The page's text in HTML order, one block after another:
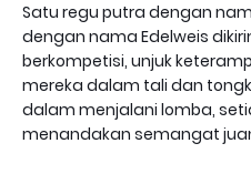
Satu regu putra dengan
dengan nama Edelweis
berkompetisi, unjuk
mereka dalam tali dan
dalam menjalani lomba,
menandakan semangat